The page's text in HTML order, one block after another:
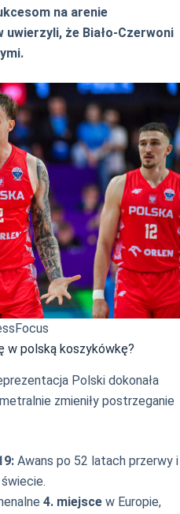
na arenie
że Biało-Czerwoni
w polską koszykówkę?
Polski dokonała
zmieniły postrzeganie
Awans po 52 latach przerwy i
4. miejsce w Europie,